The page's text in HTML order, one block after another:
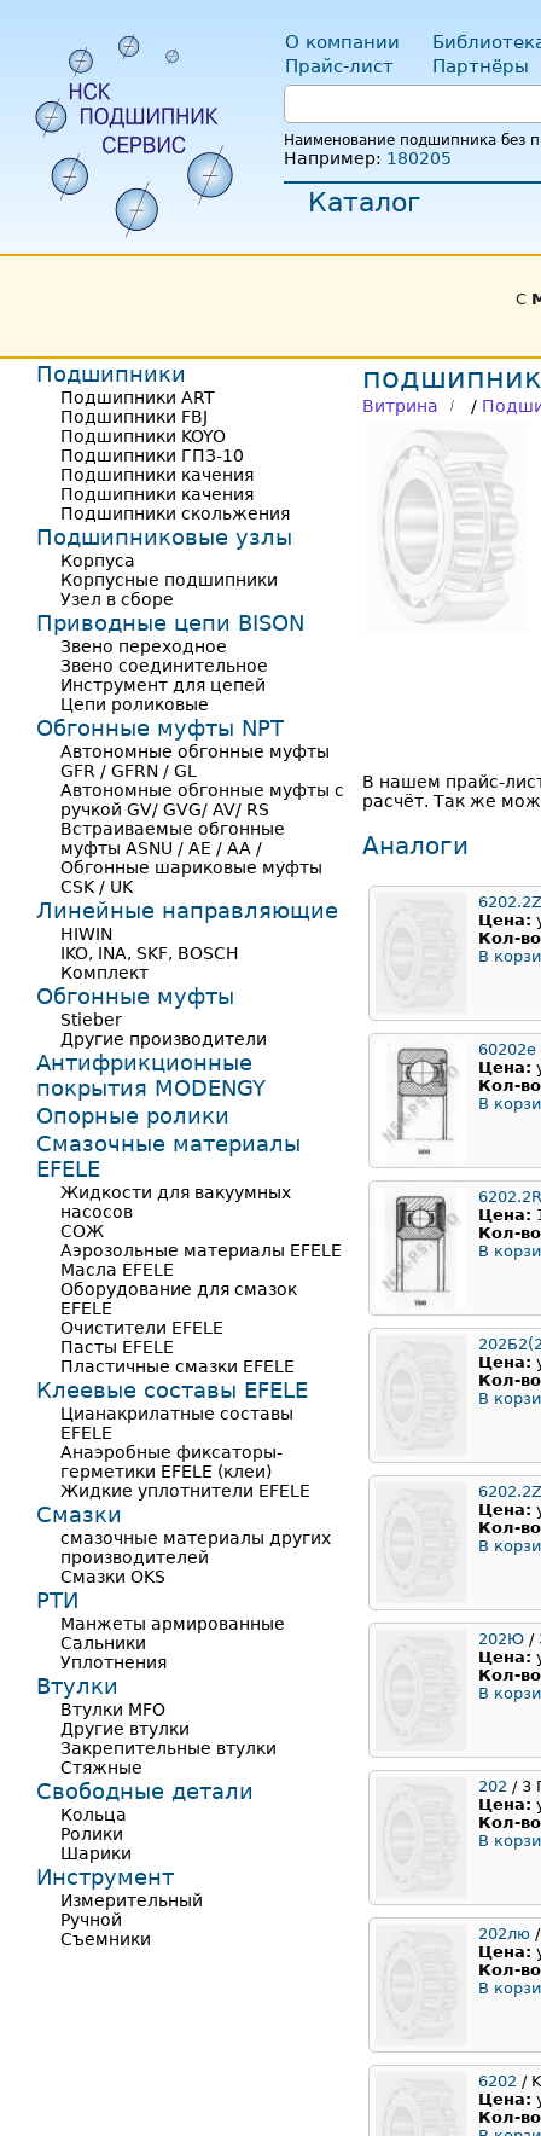
О компании
Прайс-лист
Партнёры
Наименование подшипника без
Например: 180205
Каталог
С
Витрина /
В нашем прайс-
расчёт. Так же
Аналоги
6202.2Z
Цена:
Кол-
В
60202е
Цена:
Кол-
В
Цена:
Кол-
В
Цена:
Кол-
В
6202.2Z
Цена:
Кол-
В
202Ю /
Цена:
Кол-
В
202 / 3
Цена:
Кол-
В
202лю
Цена:
Кол-
В
6202 /
Цена:
Кол-
Подшипники
Подшипники ART
Подшипники FBJ
Подшипники KOYO
Подшипники ГПЗ-10
Подшипники качения
Подшипники качения
Подшипники скольжения
Подшипниковые узлы
Корпуса
Корпусные подшипники
Узел в сборе
Приводные цепи BISON
Звено переходное
Звено соединительное
Инструмент для цепей
Цепи роликовые
Обгонные муфты NPT
Автономные обгонные муфты
GFR / GFRN / GL
Автономные обгонные муфты с
ручкой GV/ GVG/ AV/ RS
Встраиваемые обгонные
муфты ASNU / AE / AA /
Обгонные шариковые муфты
CSK / UK
Линейные направляющие
HIWIN
IKO, INA, SKF, BOSCH
Комплект
Обгонные муфты
Stieber
Другие производители
Антифрикционные
покрытия MODENGY
Опорные ролики
Смазочные материалы
EFELE
Жидкости для вакуумных
насосов
СОЖ
Аэрозольные материалы EFELE
Масла EFELE
Оборудование для смазок
EFELE
Очистители EFELE
Пасты EFELE
Пластичные смазки EFELE
Клеевые составы EFELE
Цианакрилатные составы
EFELE
Анаэробные фиксаторы-
герметики EFELE (клеи)
Жидкие уплотнители EFELE
Смазки
смазочные материалы других
производителей
Смазки OKS
РТИ
Манжеты армированные
Сальники
Уплотнения
Втулки
Втулки MFO
Другие втулки
Закрепительные втулки
Стяжные
Свободные детали
Кольца
Ролики
Шарики
Инструмент
Измерительный
Ручной
Съемники